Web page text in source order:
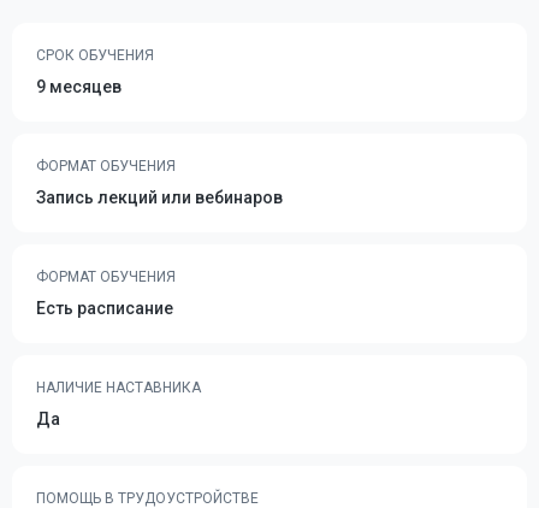
СРОК ОБУЧЕНИЯ
9 месяцев
ФОРМАТ ОБУЧЕНИЯ
Запись лекций или вебинаров
ФОРМАТ ОБУЧЕНИЯ
Есть расписание
НАЛИЧИЕ НАСТАВНИКА
Да
ПОМОЩЬ В ТРУДОУСТРОЙСТВЕ